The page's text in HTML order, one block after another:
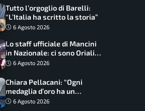
Tutto l’orgoglio di Barelli:
“L’Italia ha scritto la storia”
6 Agosto 2026
Lo staff ufficiale di Mancini
in Nazionale: ci sono Oriali e
Bonucci, confermato un
6 Agosto 2026
Chiara Pellacani: “Ogni
medaglia d’oro ha un
significato diverso. Ho fatto
6 Agosto 2026